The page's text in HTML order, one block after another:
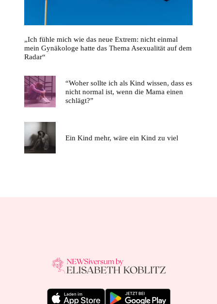
„Ich fühle mich wie das neue Extrem: nicht einmal
mein Gynäkologe hatte das Thema Asexualität auf dem
Radar“
“Woher sollte ich als Kind wissen, dass es
nicht normal ist, wenn die Mama einen
schlägt?”
Ein Kind mehr, wäre ein Kind zu viel